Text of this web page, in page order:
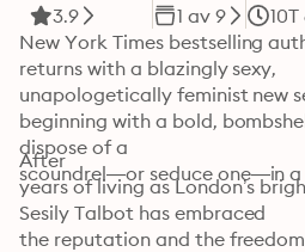
3.9 1 av 9
New York Times bestselling
returns with a blazingly sexy,
unapologetically feminist new
beginning with a bold,
dispose of a
scoundrel—or seduce one—in a
After
years of living as London’s
Sesily Talbot has embraced
the reputation and the